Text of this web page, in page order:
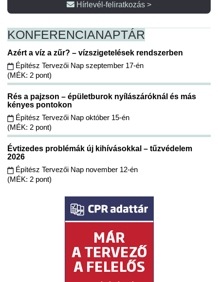
Hírlevél-feliratkozás >
KONFERENCIANAPTÁR
Azért a víz a zűr? – vízszigetelések rendszerben
Építész Tervezői Nap szeptember 17-én
(MÉK: 2 pont)
Rés a pajzson – épületburok nyílászáróknál és más
kényes pontokon
Építész Tervezői Nap október 15-én
(MÉK: 2 pont)
Évtizedes problémák új kihívásokkal – tűzvédelem
2026
Építész Tervezői Nap november 12-én
(MÉK: 2 pont)